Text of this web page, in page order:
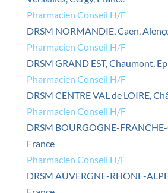
Pharmacien Conseil H/F
DRSM NORMANDIE, Caen,
Pharmacien Conseil H/F
DRSM GRAND EST, Chaumont,
Pharmacien Conseil H/F
DRSM CENTRE VAL de LOIRE,
Pharmacien Conseil H/F
DRSM BOURGOGNE-
France
Pharmacien Conseil H/F
DRSM AUVERGNE-RHONE-